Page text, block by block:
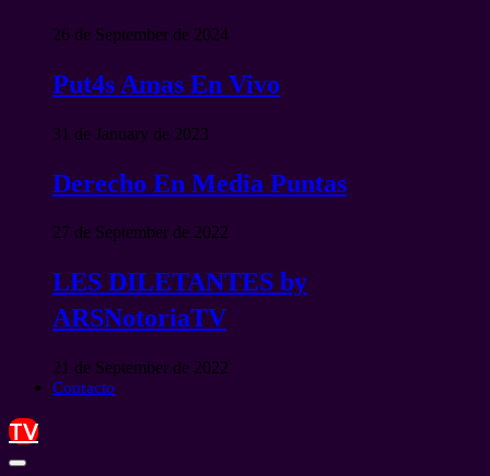
26 de September de 2024
Put4s Amas En Vivo
31 de January de 2023
Derecho En Media Puntas
27 de September de 2022
LES DILETANTES by
ARSNotoriaTV
21 de September de 2022
Contacto
TV